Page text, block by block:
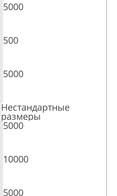
5000
500
5000
Нестандартные
размеры
5000
10000
5000